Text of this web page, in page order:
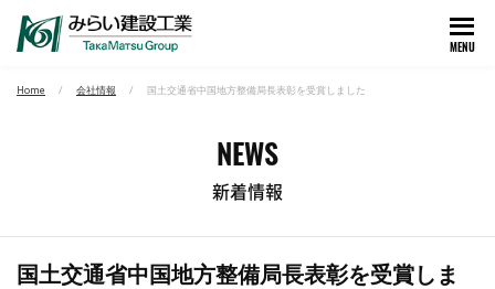
MENU
Home 会社情報 国土交通省中国地方整備局長表彰を受賞しました
NEWS
新着情報
国土交通省中国地方整備局長表彰を受賞しま